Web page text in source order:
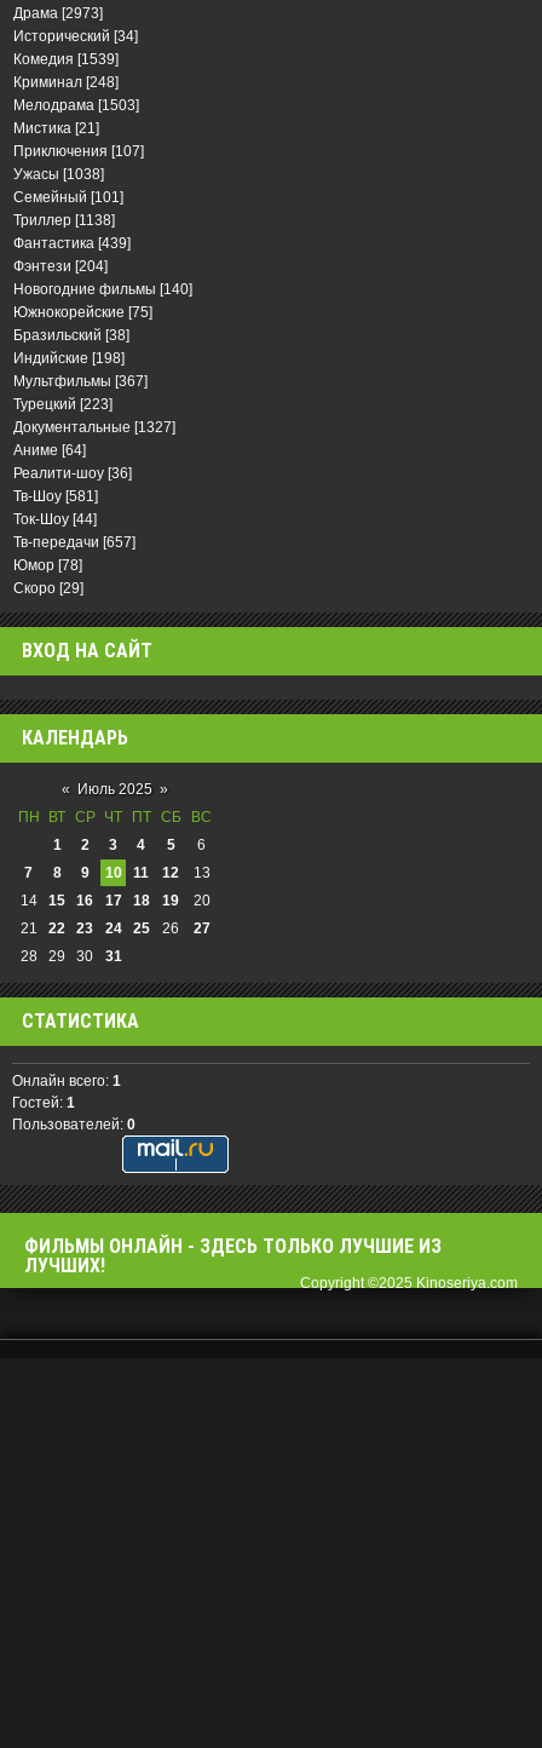
Драма [2973]
Исторический [34]
Комедия [1539]
Криминал [248]
Мелодрама [1503]
Мистика [21]
Приключения [107]
Ужасы [1038]
Семейный [101]
Триллер [1138]
Фантастика [439]
Фэнтези [204]
Новогодние фильмы [140]
Южнокорейские [75]
Бразильский [38]
Индийские [198]
Мультфильмы [367]
Турецкий [223]
Документальные [1327]
Аниме [64]
Реалити-шоу [36]
Тв-Шоу [581]
Ток-Шоу [44]
Тв-передачи [657]
Юмор [78]
Скоро [29]
ВХОД НА САЙТ
КАЛЕНДАРЬ
« Июль 2025 »
ПН
ВТ СР ЧТ ПТ СБ
ВС
1
2 3 4 5
6
7
8 9 10 11 12
13
14
15 16 17 18 19
20
21
22 23 24 25 26
27
28
29 30 31
СТАТИСТИКА
Онлайн всего: 1
Гостей: 1
Пользователей: 0
ФИЛЬМЫ OНЛАЙН - ЗДЕСЬ ТОЛЬКО ЛУЧШИЕ ИЗ
ЛУЧШИХ!
Copyright ©2025 Kinoseriya.com